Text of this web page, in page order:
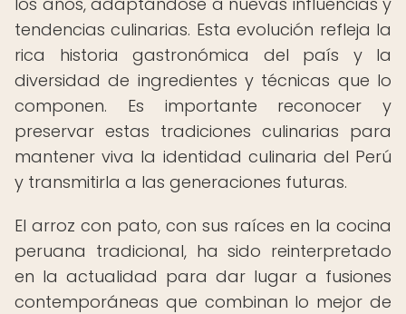
tendencias culinarias. Esta evolución refleja la
rica historia gastronómica del país y la
diversidad de ingredientes y técnicas que lo
componen. Es importante reconocer y
preservar estas tradiciones culinarias para
mantener viva la identidad culinaria del Perú
y transmitirla a las generaciones futuras.
El arroz con pato, con sus raíces en la cocina
peruana tradicional, ha sido reinterpretado
en la actualidad para dar lugar a fusiones
contemporáneas que combinan lo mejor de